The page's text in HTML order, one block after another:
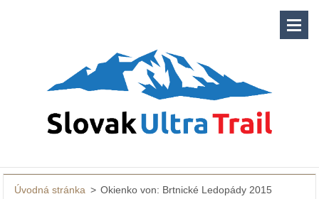
Úvodná stránka > Okienko von: Brtnické Ledopády 2015